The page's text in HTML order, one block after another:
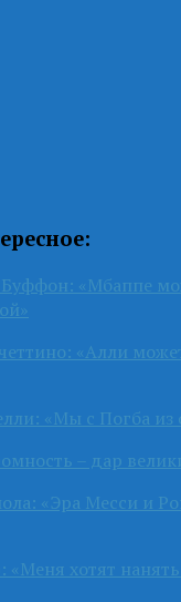
«Мбаппе
«Алли
«Мы с Погба из
– дар
«Эра Месси и
«Меня хотят